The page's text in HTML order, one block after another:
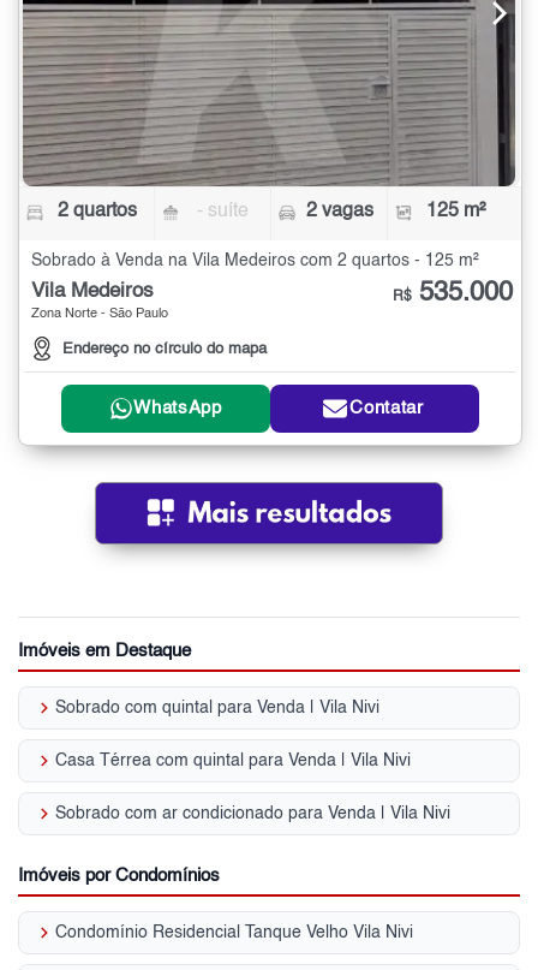
2 quartos - suíte 2 vagas 125 m²
Sobrado à Venda na Vila Medeiros com 2 quartos - 125 m²
Vila Medeiros
Zona Norte - São Paulo
Endereço no círculo do mapa
R$ 535.000
WhatsApp Contatar
Imóveis em Destaque
keyboard_arrow_right Sobrado com quintal para Venda | Vila Nivi
keyboard_arrow_right Casa Térrea com quintal para Venda | Vila Nivi
keyboard_arrow_right Sobrado com ar condicionado para Venda | Vila Nivi
Imóveis por Condomínios
keyboard_arrow_right Condomínio Residencial Tanque Velho Vila Nivi